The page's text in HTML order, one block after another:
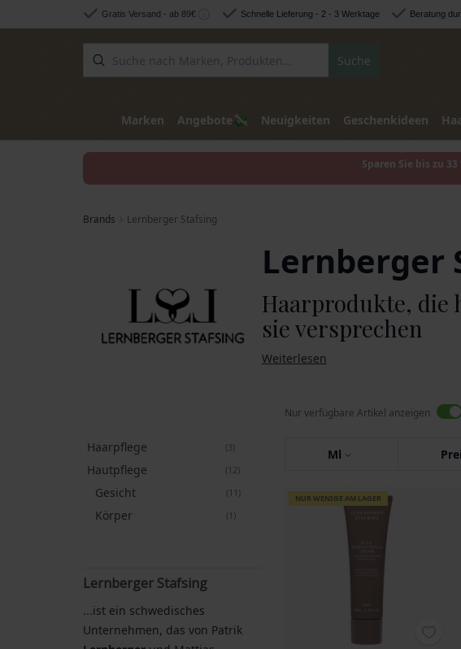
Zum Inhalt springenGratis Versand - ab 89€ Schnelle Lieferung - 2 - 3 Werktage Beratung
Suche
Marken Angebote💸 Neuigkeiten Geschenkideen
Sparen Sie bis zu
Brands Lernberger Stafsing
Lernberger
Haarprodukte, die
sie versprechen
Weiterlesen
Haarpflege 3Artikel
Hautpflege 12Artikel
Gesicht 11 Artikel
Körper 1 Artikel
Nur verfügbare Artikel anzeigen
Ml
NUR WENIGE AM LAGER
Lernberger Stafsing
...ist ein schwedisches
Unternehmen, das von Patrik